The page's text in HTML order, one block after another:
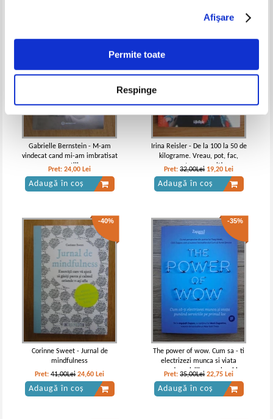
Afişare
Permite toate
Respinge
Gabrielle Bernstein - M-am
vindecat cand mi-am imbratisat
emotiile
Pret:24,00 Lei
Adaugă în coș
-40%
Irina Reisler - De la 100 la 50 de
kilograme. Vreau, pot, fac,
pentru ca merit!
Pret:32,00Lei 19,20 Lei
Adaugă în coș
-40%
Corinne Sweet - Jurnal de
mindfulness
Pret:41,00Lei 24,60 Lei
Adaugă în coș
-35%
The power of wow. Cum sa - ti
electrizezi munca si viata
punand serviciile pe primul loc
Pret:35,00Lei 22,75 Lei
Adaugă în coș